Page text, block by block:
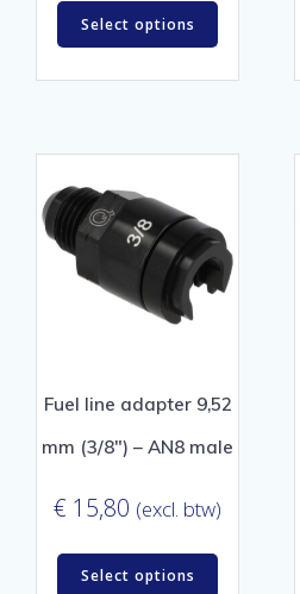
Select options
Fuel line adapter 9,52
mm (3/8″) – AN8 male
€ 15,80 (excl. btw)
Select options